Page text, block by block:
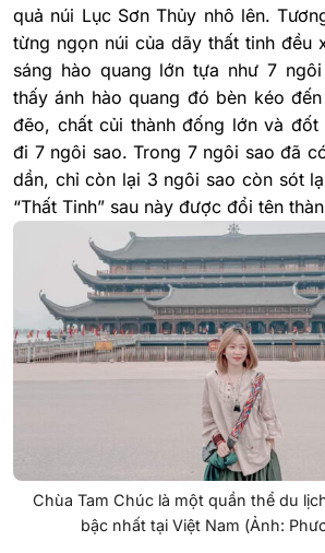
quả núi Lục Sơn Thủy nhô lên.
từng ngọn núi của dãy thất tinh đều
sáng hào quang lớn tựa như 7
thấy ánh hào quang đó bèn kéo
đẽo, chất củi thành đống lớn và đốt
đi 7 ngôi sao. Trong 7 ngôi sao đã
dần, chỉ còn lại 3 ngôi sao còn sót
“Thất Tinh” sau này được đổi tên
Chùa Tam Chúc là một quần thể du
bậc nhất tại Việt Nam (Ảnh: